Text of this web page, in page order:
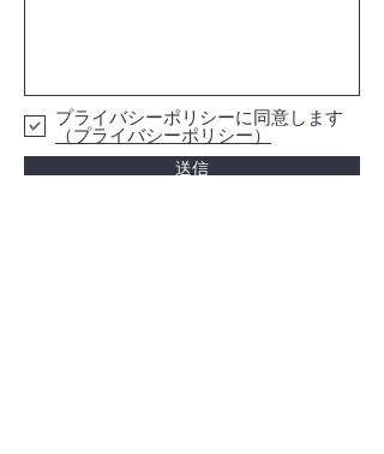
プライバシーポリシーに同意します
（プライバシーポリシー）
送信